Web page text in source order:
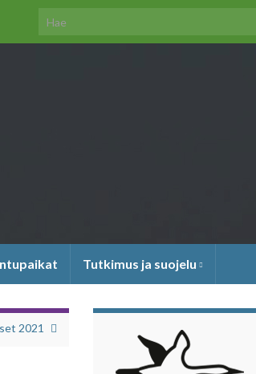
Search for:
Tutkimus ja suojelu
2021